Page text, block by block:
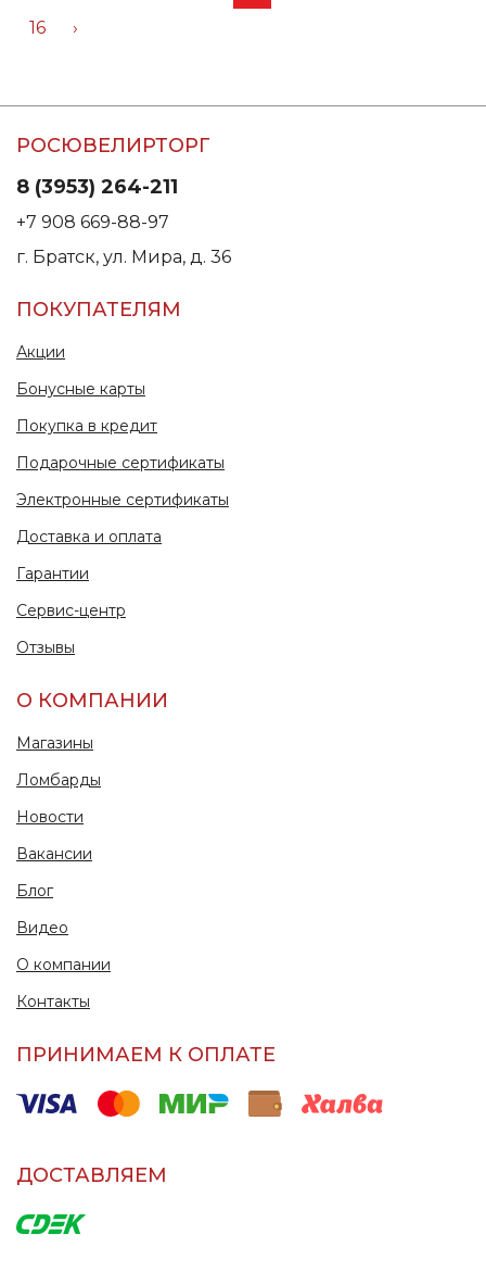
16
›
РОСЮВЕЛИРТОРГ
8 (3953) 264-211
+7 908 669-88-97
г. Братск, ул. Мира, д. 36
ПОКУПАТЕЛЯМ
Акции
Бонусные карты
Покупка в кредит
Подарочные сертификаты
Электронные сертификаты
Доставка и оплата
Гарантии
Сервис-центр
Отзывы
О КОМПАНИИ
Магазины
Ломбарды
Новости
Вакансии
Блог
Видео
О компании
Контакты
ПРИНИМАЕМ К ОПЛАТЕ
ДОСТАВЛЯЕМ